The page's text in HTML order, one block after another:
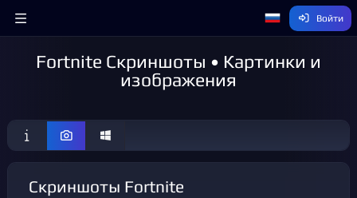
Войти
Fortnite Скриншоты • Картинки и
изображения
Скриншоты Fortnite